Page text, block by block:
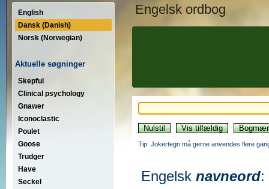
English
Dansk (Danish)
Norsk (Norwegian)
Aktuelle søgninger
Skepful
Clinical psychology
Gnawer
Iconoclastic
Poulet
Goose
Trudger
Have
Seckel
Engelsk ordbog
Tip: Jokertegn må gerne anvendes flere
Engelsk navneord: